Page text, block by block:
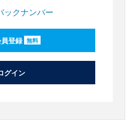
ックナンバー
登録 無料
グイン